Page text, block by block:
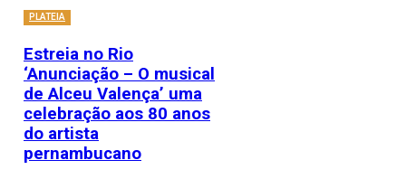
PLATEIA
Estreia no Rio
‘Anunciação – O musical
de Alceu Valença’ uma
celebração aos 80 anos
do artista
pernambucano